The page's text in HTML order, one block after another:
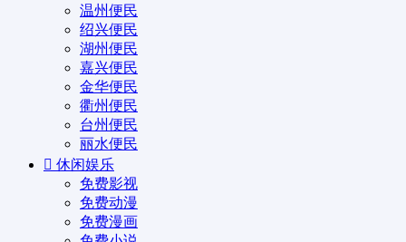
温州便民
绍兴便民
湖州便民
嘉兴便民
金华便民
衢州便民
台州便民
丽水便民
休闲娱乐
免费影视
免费动漫
免费漫画